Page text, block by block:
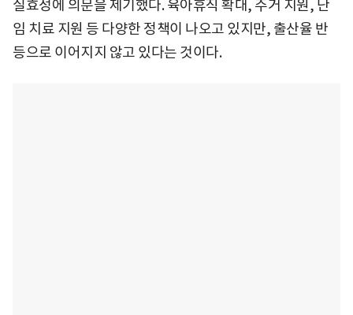
실효성에 의문을 제기했다. 육아휴직 확대, 주거 지원, 난
임 치료 지원 등 다양한 정책이 나오고 있지만, 출산율 반
등으로 이어지지 않고 있다는 것이다.